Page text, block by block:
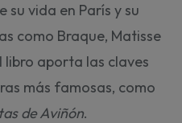
vida en París y su
como Braque, Matisse
libro aporta las claves
más famosas, como
de Aviñón.